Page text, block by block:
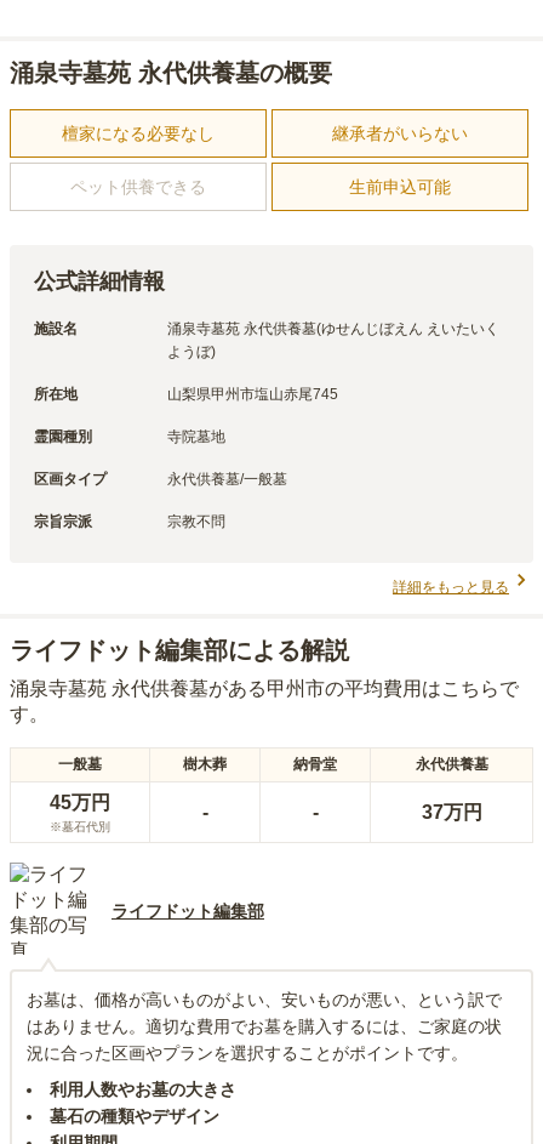
涌泉寺墓苑 永代供養墓の概要
檀家になる必要なし 継承者がいらない
ペット供養できる 生前申込可能
公式詳細情報
施設名
涌泉寺墓苑 永代供養墓(ゆせんじぼえん えいたいく
ようぼ)
所在地 山梨県甲州市塩山赤尾745
霊園種別 寺院墓地
区画タイプ 永代供養墓/一般墓
宗旨宗派 宗教不問
詳細をもっと見る
ライフドット編集部による解説
涌泉寺墓苑 永代供養墓がある甲州市の平均費用はこちらで
す。
一般墓 樹木葬 納骨堂 永代供養墓
45万円
※墓石代別
- - 37万円
ライフドット編集部
お墓は、価格が高いものがよい、安いものが悪い、という訳で
はありません。適切な費用でお墓を購入するには、ご家庭の状
況に合った区画やプランを選択することがポイントです。
利用人数やお墓の大きさ
墓石の種類やデザイン